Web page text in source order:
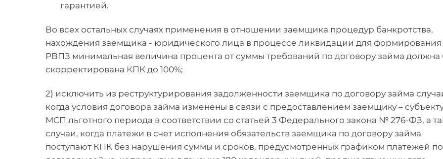
гарантией.
Во всех остальных случаях применения в отношении заемщика процедур банкротства,
нахождения заемщика - юридического лица в процессе ликвидации для формирования
РВПЗ минимальная величина процента от суммы требований по договору займа должна
скорректирована КПК до 100%;
2) исключить из реструктурирования задолженности заемщика по договору займа
когда условия договора займа изменены в связи с предоставлением заемщику –
МСП льготного периода в соответствии со статьей 3 Федерального закона № 276-ФЗ, а
случаи, когда платежи в счет исполнения обязательств заемщика по договору займа
поступают КПК без нарушения суммы и сроков, предусмотренных графиком платежей по